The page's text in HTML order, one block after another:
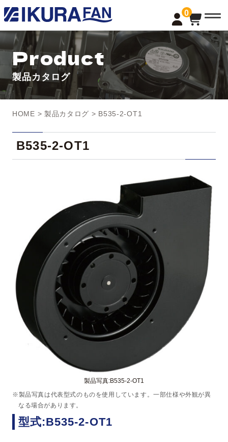
0
t
o
g
l
e
a
v
i
g
a
n
Product
製品カタログ
HOME > 製品カタログ > B535-2-OT1
B535-2-OT1
製品写真:B535-2-OT1
※製品写真は代表型式のものを使用しています。一部仕様や外観が異
なる場合があります。
型式:B535-2-OT1